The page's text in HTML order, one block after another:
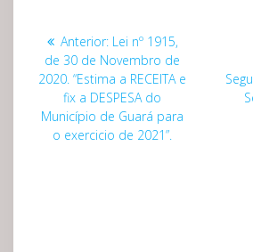
Navegação
de
Post
Anterior: Post
anterior:
Lei nº 1915,
de 30 de Novembro de
2020. “Estima a RECEITA e
fix a DESPESA do
Município de Guará para
o exercicio de 2021”.